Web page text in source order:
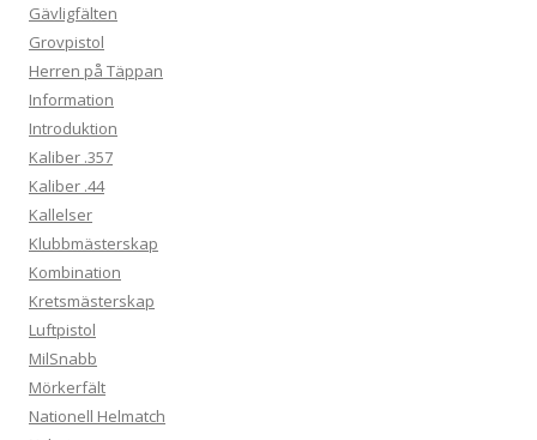
Gävligfälten
Grovpistol
Herren på Täppan
Information
Introduktion
Kaliber .357
Kaliber .44
Kallelser
Klubbmästerskap
Kombination
Kretsmästerskap
Luftpistol
MilSnabb
Mörkerfält
Nationell Helmatch